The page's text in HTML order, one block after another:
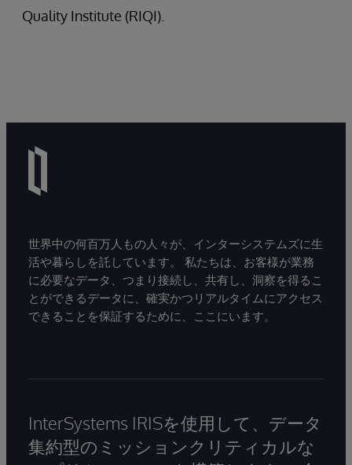
Quality Institute (RIQI).
世界中の何百万人もの人々が、インターシステムズに生
活や暮らしを託しています。 私たちは、お客様が業務
に必要なデータ、つまり接続し、共有し、洞察を得るこ
とができるデータに、確実かつリアルタイムにアクセス
できることを保証するために、ここにいます。
InterSystems IRISを使用して、データ
集約型のミッションクリティカルな